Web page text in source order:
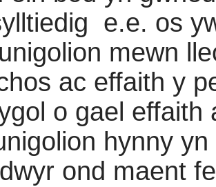
e.e. os
mewn
ac effaith y
o gael effaith
hynny
ond maent